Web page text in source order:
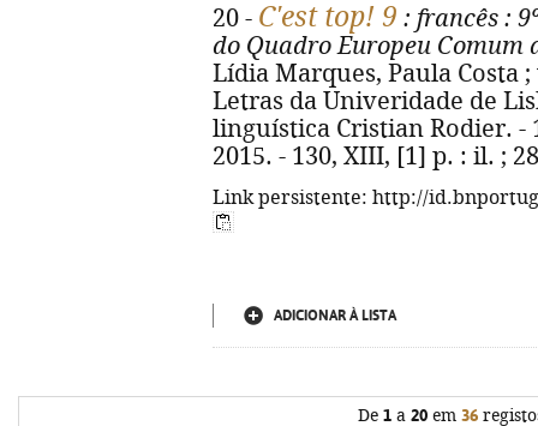
20 - C'est top! 9 : francês :
do Quadro Europeu Comum
Lídia Marques, Paula Costa
Letras da Univeridade de
linguística Cristian Rodier. -
2015. - 130, XIII, [1] p. : il. ;
Link persistente: http://
ADICIONAR À LISTA
De 1a 20em 36